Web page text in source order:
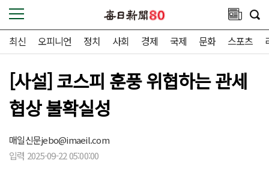
최신 오피니언 정치 사회 경제 국제 문화 스포츠
[사설] 코스피 훈풍 위협하는 관세
협상 불확실성
매일신문jebo@imaeil.com
입력 2025-09-22 05:00:00